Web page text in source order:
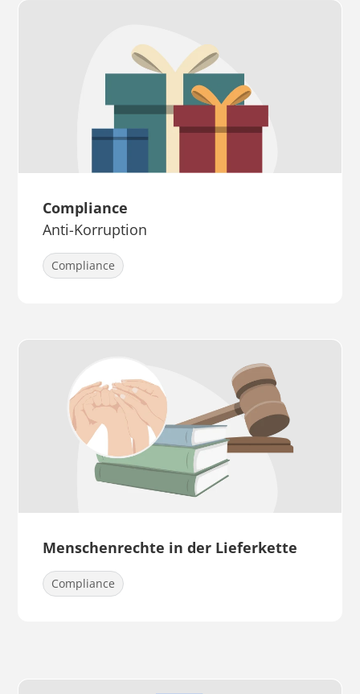
Compliance
Anti-Korruption
Compliance
Menschenrechte in der Lieferkette
Compliance